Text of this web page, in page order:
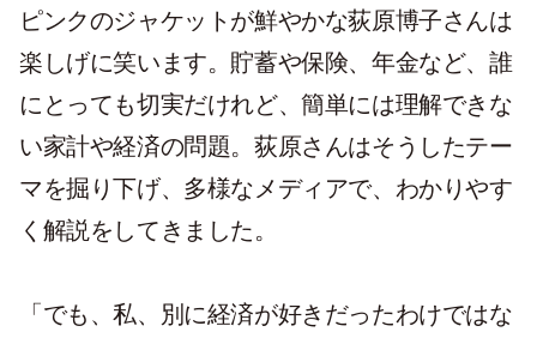
ピンクのジャケットが鮮やかな荻原博子さんは
楽しげに笑います。貯蓄や保険、年金など、誰
にとっても切実だけれど、簡単には理解できな
い家計や経済の問題。荻原さんはそうしたテー
マを掘り下げ、多様なメディアで、わかりやす
く解説をしてきました。
「でも、私、別に経済が好きだったわけではな